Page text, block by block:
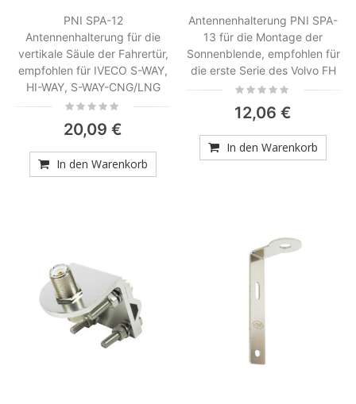
PNI SPA-12
Antennenhalterung für die
vertikale Säule der Fahrertür,
empfohlen für IVECO S-WAY,
HI-WAY, S-WAY-CNG/LNG
Rating:
20,09 €
In den Warenkorb
Antennenhalterung PNI SPA-
13 für die Montage der
Sonnenblende, empfohlen für
die erste Serie des Volvo FH
Rating:
12,06 €
In den Warenkorb